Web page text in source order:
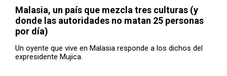
Malasia, un país que mezcla tres culturas (y
donde las autoridades no matan 25 personas
por día)
Un oyente que vive en Malasia responde a los dichos del
expresidente Mujica.